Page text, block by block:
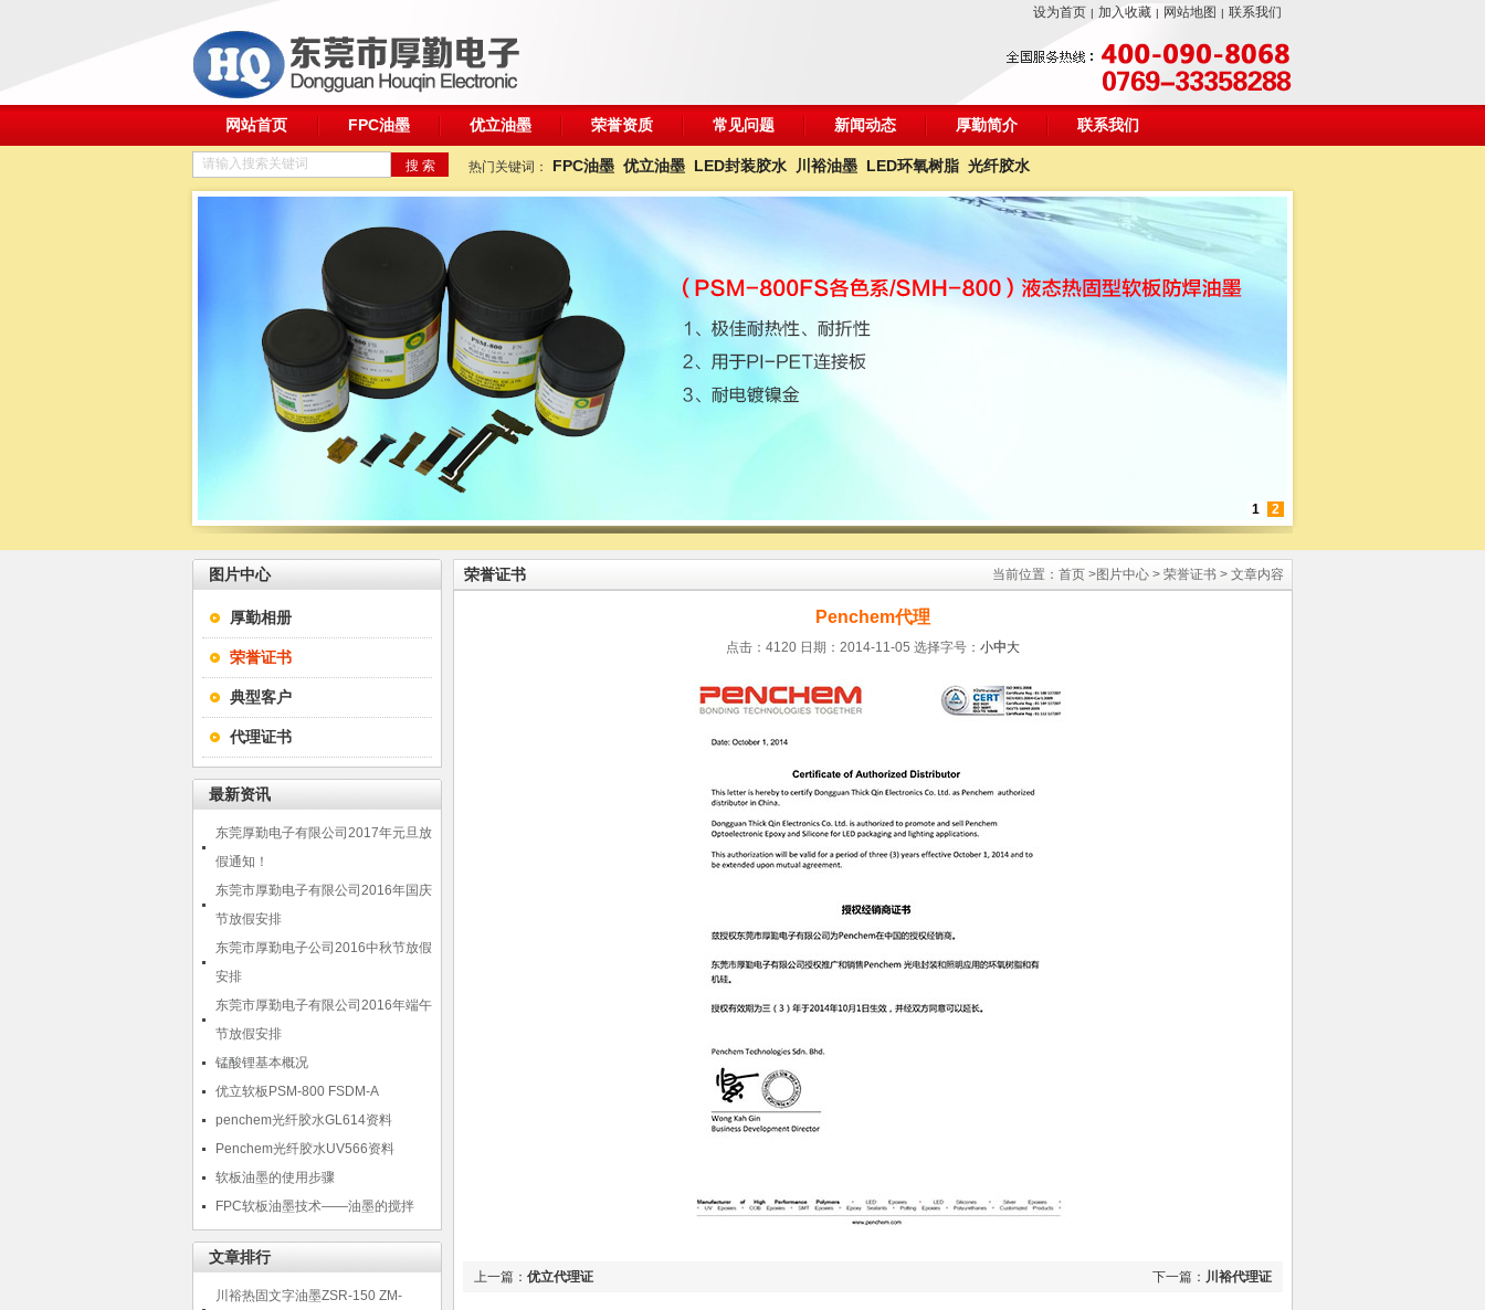
设为首页 | 加入收藏 | 网站地图 | 联系我们
网站首页 FPC油墨 优立油墨 荣誉资质 常见问题 新闻动态 厚勤简介 联系我们
请输入搜索关键词 热门关键词： FPC油墨 优立油墨 LED封装胶水 川裕油墨 LED环氧树脂 光纤胶水
1 2
图片中心
厚勤相册
荣誉证书
典型客户
代理证书
最新资讯
东莞厚勤电子有限公司2017年元旦放
假通知！
东莞市厚勤电子有限公司2016年国庆
节放假安排
东莞市厚勤电子公司2016中秋节放假
安排
东莞市厚勤电子有限公司2016年端午
节放假安排
锰酸锂基本概况
优立软板PSM-800 FSDM-A
penchem光纤胶水GL614资料
Penchem光纤胶水UV566资料
软板油墨的使用步骤
FPC软板油墨技术——油墨的搅拌
文章排行
川裕热固文字油墨ZSR-150 ZM-
荣誉证书 当前位置： 首页 >图片中心 > 荣誉证书 > 文章内容
Penchem代理
点击：4120 日期：2014-11-05 选择字号： 小中大
上一篇： 优立代理证 下一篇： 川裕代理证